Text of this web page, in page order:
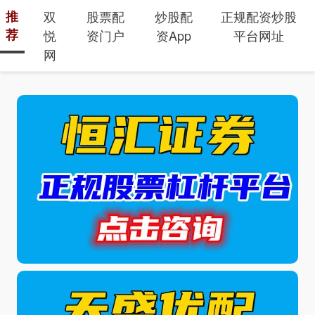
推
荐
双
悦
网
股票配
资门户
炒股配
资App
正规配资炒股
平台网址